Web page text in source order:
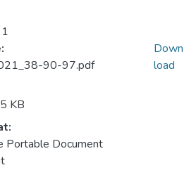
90-97.pdf
KB
Portable Document
Down
load